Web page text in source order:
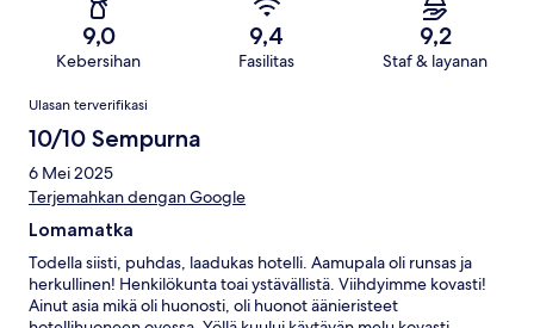
9,0
Kebersihan
9,4
Fasilitas
9,2
Staf & layanan
Ulasan
Ulasan terverifikasi
10/10 Sempurna
6 Mei 2025
Terjemahkan dengan Google
Lomamatka
Todella siisti, puhdas, laadukas hotelli. Aamupala oli runsas ja
herkullinen! Henkilökunta toai ystävällistä. Viihdyimme kovasti!
Ainut asia mikä oli huonosti, oli huonot äänieristeet